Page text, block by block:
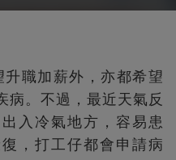
職加薪外，亦都希望
病。不過，最近天氣反
入冷氣地方，容易患
，打工仔都會申請病